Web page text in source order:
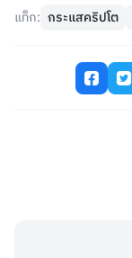
แท็ก: กระแสคริปโต